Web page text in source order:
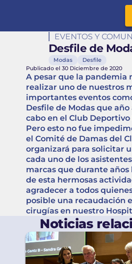
Cabecera del
EVENTOS Y
Desfile de
Modas
Desfile
Publicado el 30 Diciembre de 2020
A pesar que la pandemia
realizar uno de nuestros
importantes eventos
Desfile de Modas que año
cabo en el Club
Pero esto no fue
el Comité de Damas del
organizará para solicitar
cada uno de los
marcas que durante
de esta hermosas
agradecer a todos
posible una recaudación
cirugías en nuestro
Noticias